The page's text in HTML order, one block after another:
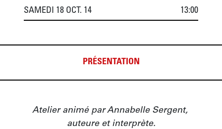
SAMEDI 18 OCT. 14 13:00
PRÉSENTATION
Atelier animé par Annabelle Sergent,
auteure et interprète.